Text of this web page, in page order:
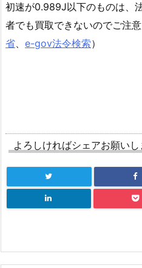
初速が0.989J以下のものは、
者でも買取できないのでご注
省、 e-gov法令検索）
よろしければシェアお願いし